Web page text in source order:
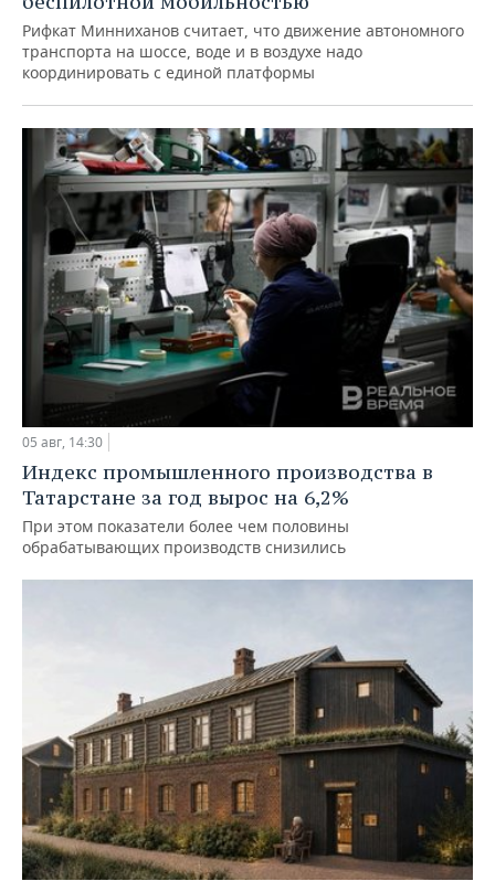
Рифкат Минниханов считает, что движение автономного
транспорта на шоссе, воде и в воздухе надо
координировать с единой платформы
05 авг, 14:30
Индекс промышленного производства в
Татарстане за год вырос на 6,2%
При этом показатели более чем половины
обрабатывающих производств снизились